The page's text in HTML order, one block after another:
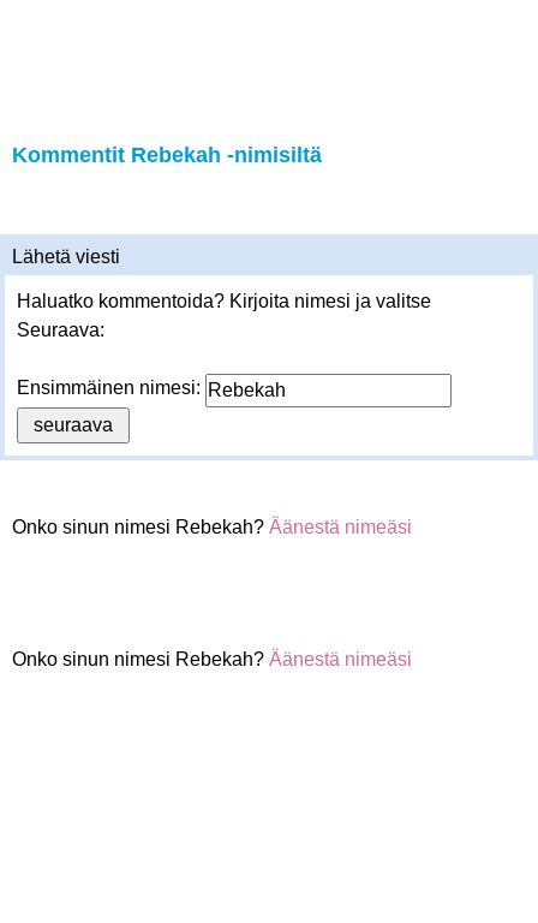
Kommentit Rebekah -nimisiltä
Lähetä viesti
Haluatko kommentoida? Kirjoita nimesi ja valitse
Seuraava:
Ensimmäinen nimesi:
Onko sinun nimesi Rebekah? Äänestä nimeäsi
Onko sinun nimesi Rebekah? Äänestä nimeäsi